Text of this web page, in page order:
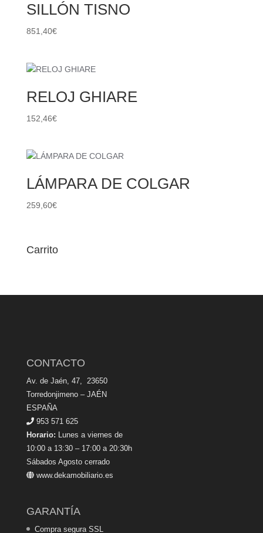
SILLÓN TISNO
851,40€
RELOJ GHIARE
152,46€
LÁMPARA DE COLGAR
259,60€
Carrito
CONTACTO
Av. de Jaén, 47, 23650
Torredonjimeno – JAÉN
ESPAÑA
953 571 625
Horario: Lunes a viernes de
10:00 a 13:30 – 17:00 a 20:30h
Sábados Agosto cerrado
www.dekamobiliario.es
GARANTÍA
Compra segura SSL